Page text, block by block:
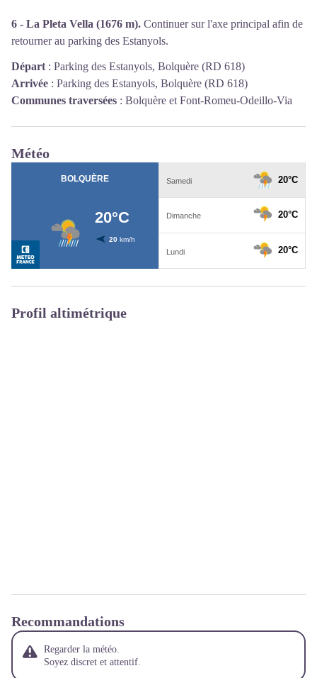
6 - La Pleta Vella (1676 m). Continuer sur l'axe principal afin de
retourner au parking des Estanyols.
Départ : Parking des Estanyols, Bolquère (RD 618)
Arrivée : Parking des Estanyols, Bolquère (RD 618)
Communes traversées : Bolquère et Font-Romeu-Odeillo-Via
Météo
Profil altimétrique
Recommandations
Regarder la météo.
Soyez discret et attentif.